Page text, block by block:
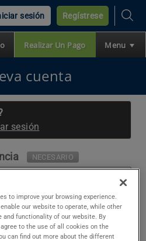
sesión Regístrese
Realizar Un Pago Menu
Frecuentes
cuenta
sesión
NECESARIO
de referencia en la
hemos enviado.
to improve your browsing experience.
our website to operate, while other
functionality of our website. By
to the use of all cookies on the
can find out more about the different